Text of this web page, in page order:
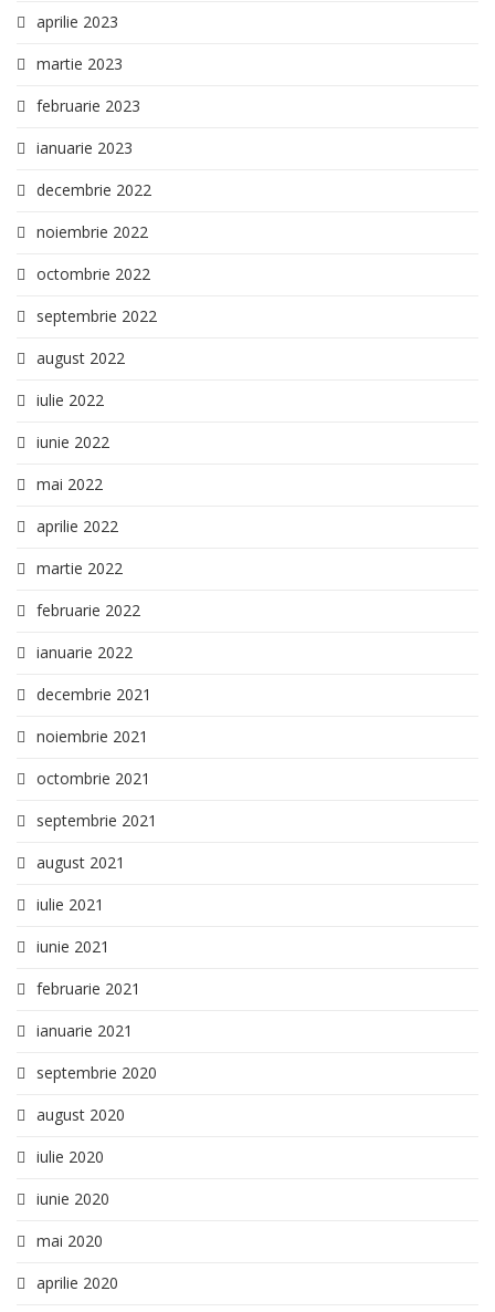
aprilie 2023
martie 2023
februarie 2023
ianuarie 2023
decembrie 2022
noiembrie 2022
octombrie 2022
septembrie 2022
august 2022
iulie 2022
iunie 2022
mai 2022
aprilie 2022
martie 2022
februarie 2022
ianuarie 2022
decembrie 2021
noiembrie 2021
octombrie 2021
septembrie 2021
august 2021
iulie 2021
iunie 2021
februarie 2021
ianuarie 2021
septembrie 2020
august 2020
iulie 2020
iunie 2020
mai 2020
aprilie 2020